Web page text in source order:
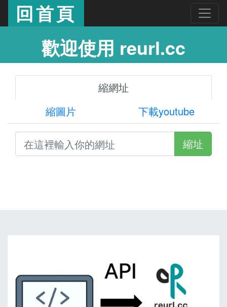
回首頁
歡迎使用 reurl.cc
縮網址
縮圖片
下載youtube
縮址